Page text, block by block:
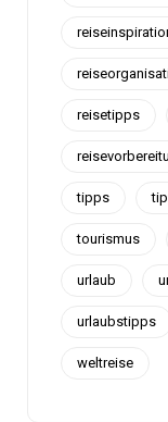
reisetipps
tipps
tourismus
urlaub
urlaubstipps
weltreise